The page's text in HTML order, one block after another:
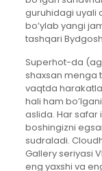
guruhidagi uyali
bo’ylab yangi
tashqari
Superhot-da
shaxsan menga
vaqtda
hali ham
aslida. Har safar
boshingizni
sudraladi.
Gallery seriyasi
eng yaxshi va